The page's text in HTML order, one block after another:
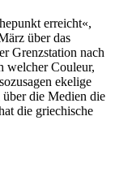
erreicht«,
über das
Grenzstation nach
welcher Couleur,
ekelige
die Medien die
die griechische